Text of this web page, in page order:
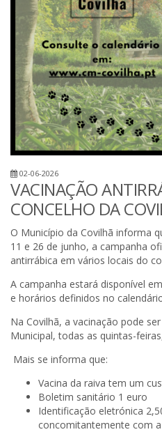
02-06-2026
VACINAÇÃO
CONCELHO DA
O Município da Covilhã informa
11 e 26 de junho, a campanha
antirrábica em vários locais do
A campanha estará disponível
e horários definidos no
Na Covilhã, a vacinação pode
Municipal, todas as quintas-
Mais se informa que:
Vacina da raiva tem um
Boletim sanitário 1 euro
Identificação eletrónica
concomitantemente com